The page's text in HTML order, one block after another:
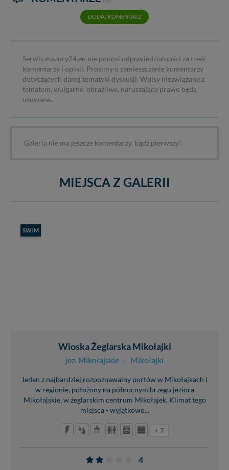
DODAJ KOMENTARZ
Serwis mazury24.eu nie ponosi odpowiedzialności za treść
komentarzy i opinii. Prosimy o zamieszczanie komentarzy
dotyczących danej tematyki dyskusji. Wpisy niezwiązane z
tematem, wulgarne, obraźliwe, naruszające prawo będą
usuwane.
Galeria nie ma jeszcze komentarzy, bądź pierwszy!
MIEJSCA Z GALERII
SWJM
Wioska Żeglarska Mikołajki
jez. Mikołajskie / Mikołajki
Jeden z najbardziej rozpoznawalny portów w Mikołajkach i
w regionie, położony na północnym brzegu jeziora
Mikołajskie, w żeglarskim centrum Mikołajek. Klimat tego
miejsca - wyjątkowo...
+ 7
4
zrobić za Ciebie.
Dziękujemy, i życzmy miłego odkrywania Mazur na